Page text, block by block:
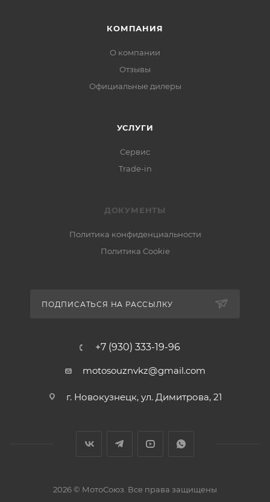
КОМПАНИЯ
О компании
Отзывы
Официальные дилеры
УСЛУГИ
Сервис
Trade-in
ДОКУМЕНТЫ
Политика конфиденциальности
Политика Cookie
ПОДПИСАТЬСЯ НА РАССЫЛКУ
+7 (930) 333-19-96
motosouznvkz@gmail.com
г. Новокузнецк, ул. Димитрова, 21
2026 © МотоСоюз. Все права защищены